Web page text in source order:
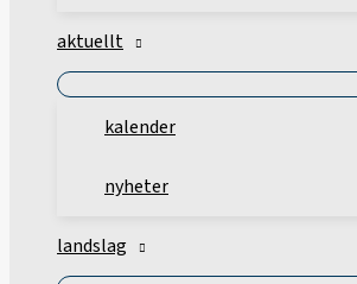
aktuellt
kalender
nyheter
landslag